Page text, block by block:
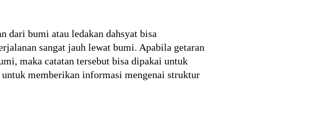
dari bumi atau ledakan dahsyat bisa
sangat jauh lewat bumi. Apabila getaran
maka catatan tersebut bisa dipakai untuk
memberikan informasi mengenai struktur